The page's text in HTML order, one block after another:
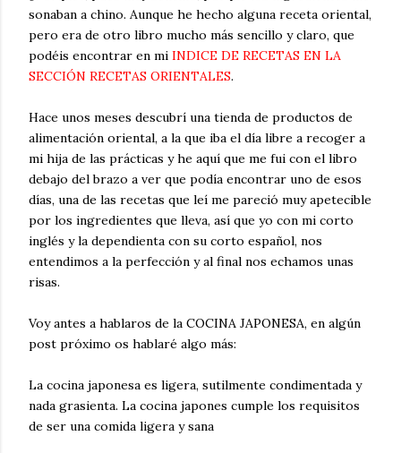
sonaban a chino. Aunque he hecho alguna receta oriental,
pero era de otro libro mucho más sencillo y claro, que
podéis encontrar en mi INDICE DE RECETAS EN LA
SECCIÓN RECETAS ORIENTALES.
Hace unos meses descubrí una tienda de productos de
alimentación oriental, a la que iba el día libre a recoger a
mi hija de las prácticas y he aquí que me fui con el libro
debajo del brazo a ver que podía encontrar uno de esos
días, una de las recetas que leí me pareció muy apetecible
por los ingredientes que lleva, así que yo con mi corto
inglés y la dependienta con su corto español, nos
entendimos a la perfección y al final nos echamos unas
risas.
Voy antes a hablaros de la COCINA JAPONESA, en algún
post próximo os hablaré algo más:
La cocina japonesa es ligera, sutilmente condimentada y
nada grasienta. La cocina japones cumple los requisitos
de ser una comida ligera y sana